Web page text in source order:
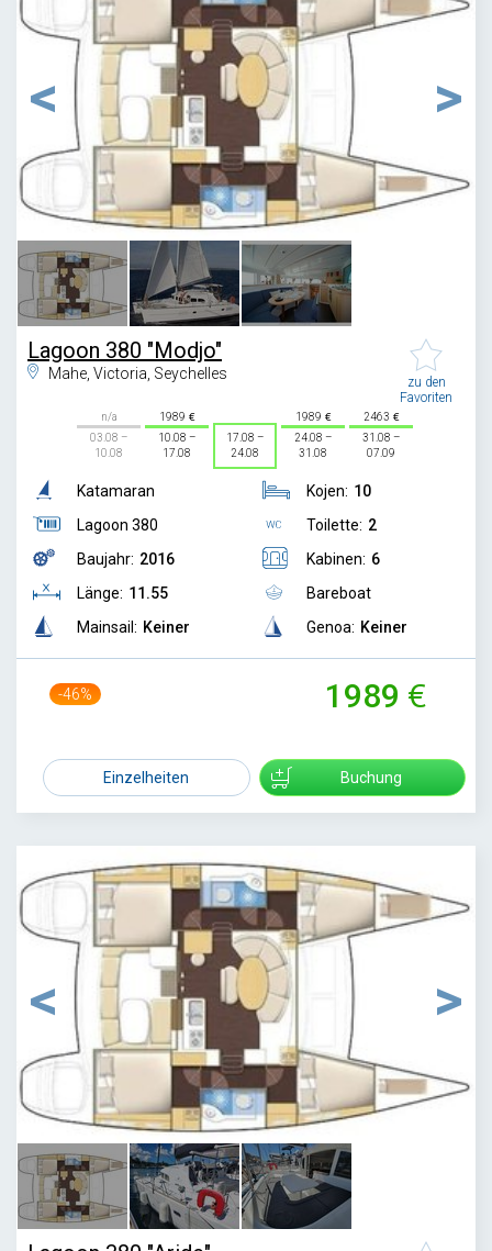
3
Lagoon 380 "Modjo"
Mahe, Victoria, Seychelles
zu den
Favoriten
n/a
03.08 –
10.08
1989
10.08 –
17.08
17.08 –
24.08
1989
24.08 –
31.08
2463
31.08 –
07.09
Katamaran
Lagoon 380
Baujahr: 2016
Länge: 11.55
Mainsail: Keiner
Kojen: 10
Toilette: 2
Kabinen: 6
Bareboat
Genoa: Keiner
-46% 1989
Einzelheiten Buchung
3